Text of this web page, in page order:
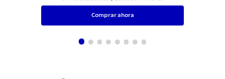
Comprar ahora